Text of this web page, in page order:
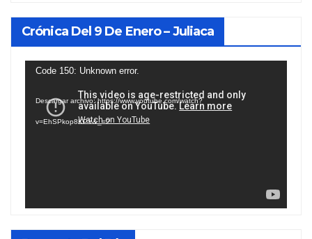
Crónica Del 9 De Enero – Juliaca
Reproductor
vídeo
Code 150: Unknown error.
Descargar archivo: https://www.youtube.com/watch?
v=EhSPkop8KPY&_=2